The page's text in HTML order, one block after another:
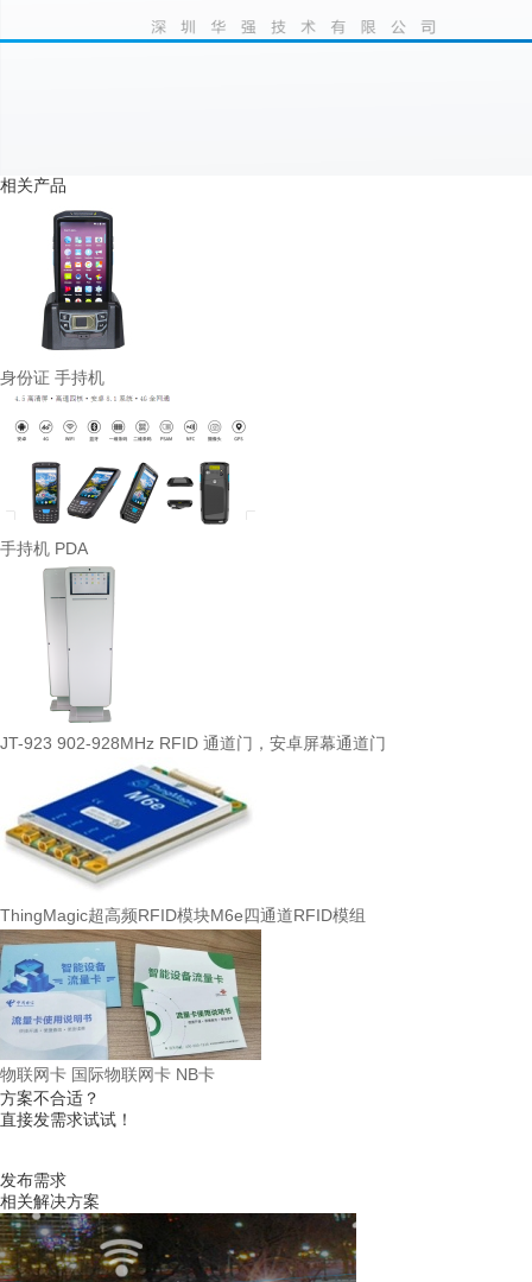
相关产品
身份证 手持机
手持机 PDA
JT-923 902-928MHz RFID 通道门，安卓屏幕通道门
ThingMagic超高频RFID模块M6e四通道RFID模组
物联网卡 国际物联网卡 NB卡
方案不合适？
直接发需求试试！
发布需求
相关解决方案